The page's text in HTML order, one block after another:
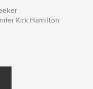
Kirk Hamilton